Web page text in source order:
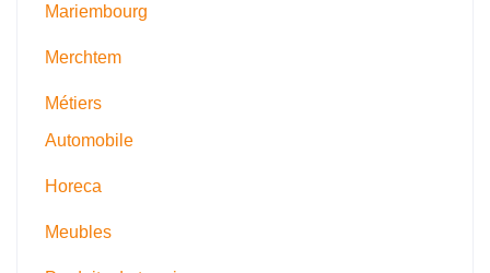
Mariembourg
Merchtem
Métiers
Automobile
Horeca
Meubles